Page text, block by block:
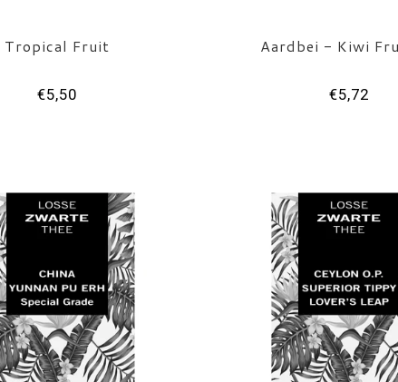
Tropical Fruit
€5,50
Aardbei - Kiwi
€5,72